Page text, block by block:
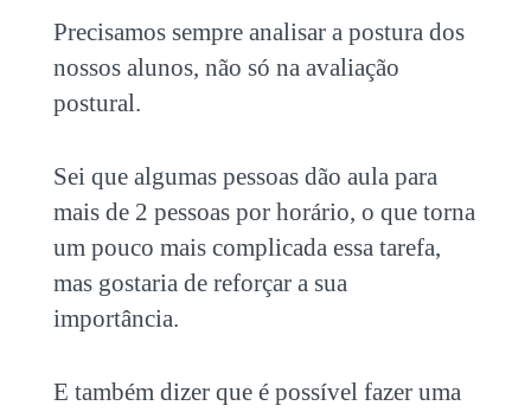
Precisamos sempre analisar a postura dos
nossos alunos, não só na avaliação
postural.
Sei que algumas pessoas dão aula para
mais de 2 pessoas por horário, o que torna
um pouco mais complicada essa tarefa,
mas gostaria de reforçar a sua
importância.
E também dizer que é possível fazer uma